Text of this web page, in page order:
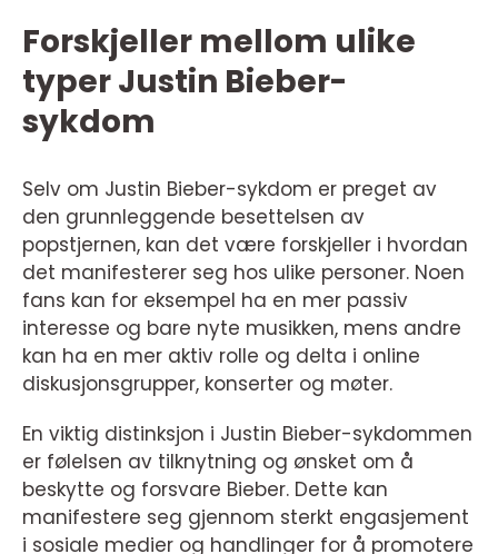
Forskjeller mellom ulike
typer Justin Bieber-
sykdom
Selv om Justin Bieber-sykdom er preget av
den grunnleggende besettelsen av
popstjernen, kan det være forskjeller i hvordan
det manifesterer seg hos ulike personer. Noen
fans kan for eksempel ha en mer passiv
interesse og bare nyte musikken, mens andre
kan ha en mer aktiv rolle og delta i online
diskusjonsgrupper, konserter og møter.
En viktig distinksjon i Justin Bieber-sykdommen
er følelsen av tilknytning og ønsket om å
beskytte og forsvare Bieber. Dette kan
manifestere seg gjennom sterkt engasjement
i sosiale medier og handlinger for å promotere